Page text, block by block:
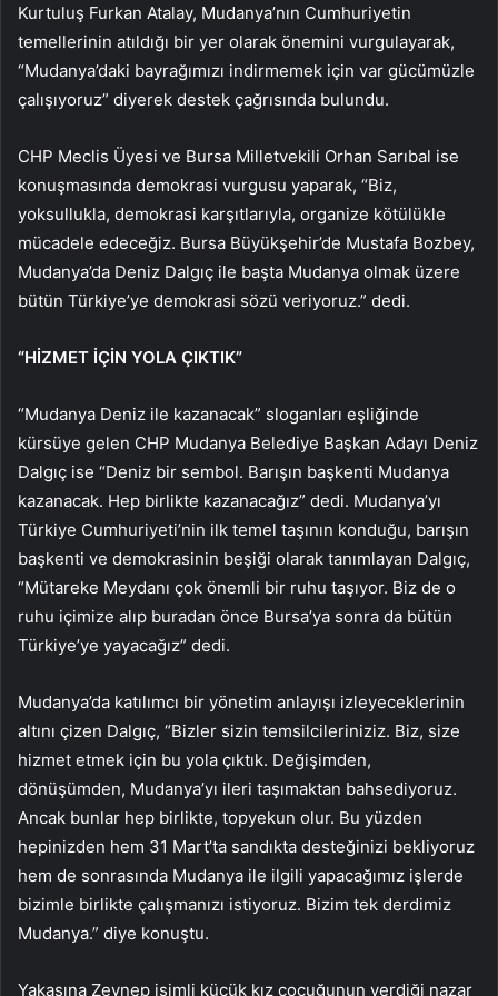
Kurtuluş Furkan Atalay, Mudanya’nın Cumhuriyetin
temellerinin atıldığı bir yer olarak önemini vurgulayarak,
“Mudanya’daki bayrağımızı indirmemek için var gücümüzle
çalışıyoruz” diyerek destek çağrısında bulundu.
CHP Meclis Üyesi ve Bursa Milletvekili Orhan Sarıbal ise
konuşmasında demokrasi vurgusu yaparak, “Biz,
yoksullukla, demokrasi karşıtlarıyla, organize kötülükle
mücadele edeceğiz. Bursa Büyükşehir’de Mustafa Bozbey,
Mudanya’da Deniz Dalgıç ile başta Mudanya olmak üzere
bütün Türkiye’ye demokrasi sözü veriyoruz.” dedi.
“HİZMET İÇİN YOLA ÇIKTIK”
“Mudanya Deniz ile kazanacak” sloganları eşliğinde
kürsüye gelen CHP Mudanya Belediye Başkan Adayı Deniz
Dalgıç ise “Deniz bir sembol. Barışın başkenti Mudanya
kazanacak. Hep birlikte kazanacağız” dedi. Mudanya’yı
Türkiye Cumhuriyeti’nin ilk temel taşının konduğu, barışın
başkenti ve demokrasinin beşiği olarak tanımlayan Dalgıç,
“Mütareke Meydanı çok önemli bir ruhu taşıyor. Biz de o
ruhu içimize alıp buradan önce Bursa’ya sonra da bütün
Türkiye’ye yayacağız” dedi.
Mudanya’da katılımcı bir yönetim anlayışı izleyeceklerinin
altını çizen Dalgıç, “Bizler sizin temsilcileriniziz. Biz, size
hizmet etmek için bu yola çıktık. Değişimden,
dönüşümden, Mudanya’yı ileri taşımaktan bahsediyoruz.
Ancak bunlar hep birlikte, topyekun olur. Bu yüzden
hepinizden hem 31 Mart’ta sandıkta desteğinizi bekliyoruz
hem de sonrasında Mudanya ile ilgili yapacağımız işlerde
bizimle birlikte çalışmanızı istiyoruz. Bizim tek derdimiz
Mudanya.” diye konuştu.
Yakasına Zeynep isimli küçük kız çocuğunun verdiği nazar